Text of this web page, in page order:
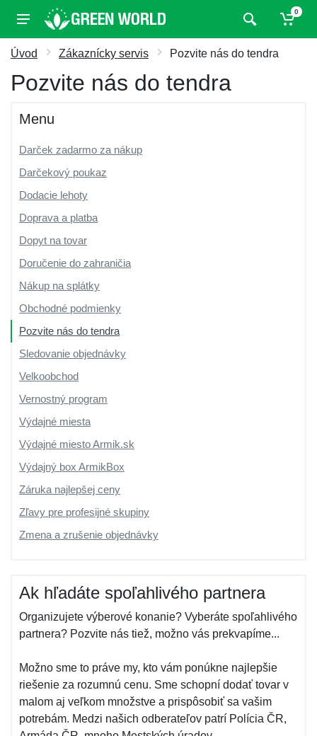
0
Úvod Zákaznícky servis Pozvite nás do tendra
Pozvite nás do tendra
Menu
Darček zadarmo za nákup
Darčekový poukaz
Dodacie lehoty
Doprava a platba
Dopyt na tovar
Doručenie do zahraničia
Nákup na splátky
Obchodné podmienky
Pozvite nás do tendra
Sledovanie objednávky
Velkoobchod
Vernostný program
Výdajné miesta
Výdajné miesto Armik.sk
Výdajný box ArmikBox
Záruka najlepšej ceny
Zľavy pre profesijné skupiny
Zmena a zrušenie objednávky
Ak hľadáte spoľahlivého partnera
Organizujete výberové konanie? Vyberáte spoľahlivého
partnera? Pozvite nás tiež, možno vás prekvapíme...
Možno sme to práve my, kto vám ponúkne najlepšie
riešenie za rozumnú cenu. Sme schopní dodať tovar v
malom aj veľkom množstve a prispôsobiť sa vašim
potrebám. Medzi našich odberateľov patrí Polícia ČR,